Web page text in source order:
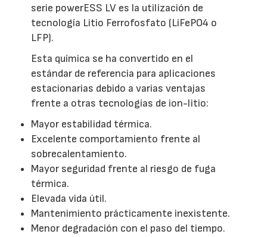
serie powerESS LV es la utilización de
tecnología Litio Ferrofosfato (LiFePO4 o
LFP).
Esta química se ha convertido en el
estándar de referencia para aplicaciones
estacionarias debido a varias ventajas
frente a otras tecnologías de ion-litio:
Mayor estabilidad térmica.
Excelente comportamiento frente al
sobrecalentamiento.
Mayor seguridad frente al riesgo de fuga
térmica.
Elevada vida útil.
Mantenimiento prácticamente inexistente.
Menor degradación con el paso del tiempo.